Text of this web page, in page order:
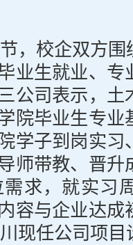
，校企双方
业生就业、专
公司表示，土
院毕业生专业
学子到岗实习
师带教、晋升
求，就实习
容与企业达成
现任公司项